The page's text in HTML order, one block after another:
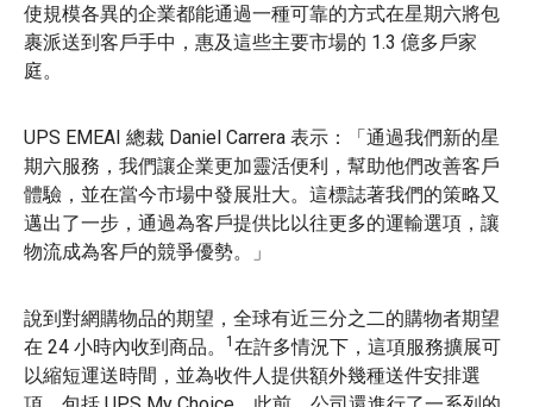
使規模各異的企業都能通過一種可靠的方式在星期六將包
裹派送到客戶手中，惠及這些主要市場的 1.3 億多戶家
庭。
UPS EMEAI 總裁 Daniel Carrera 表示：「通過我們新的星
期六服務，我們讓企業更加靈活便利，幫助他們改善客戶
體驗，並在當今市場中發展壯大。這標誌著我們的策略又
邁出了一步，通過為客戶提供比以往更多的運輸選項，讓
物流成為客戶的競爭優勢。」
說到對網購物品的期望，全球有近三分之二的購物者期望
在 24 小時內收到商品。
1 在許多情況下，這項服務擴展可
以縮短運送時間，並為收件人提供額外幾種送件安排選